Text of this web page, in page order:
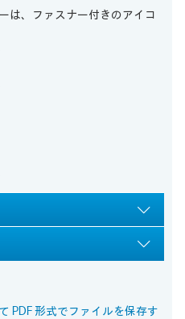
は、ファスナー付きのアイコ
PDF 形式でファイルを保存す